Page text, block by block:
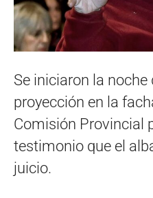
Se iniciaron la noche
proyección en la
Comisión Provincial
testimonio que el
juicio.